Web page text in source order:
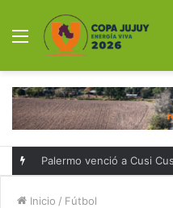
Menú
Palermo venció a Cusi
Inicio / Fútbol